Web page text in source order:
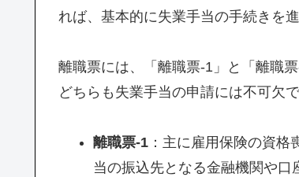
れば、基本的に失業手当の手続きを
離職票には、「離職票-1」と「離職
どちらも失業手当の申請には不可欠で
離職票-1：主に雇用保険の資格
当の振込先となる金融機関や